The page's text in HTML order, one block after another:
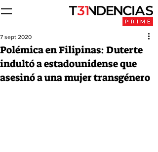
Polémica en Filipinas: Duterte
indultó a estadounidense que
asesinó a una mujer transgénero
7 sept 2020